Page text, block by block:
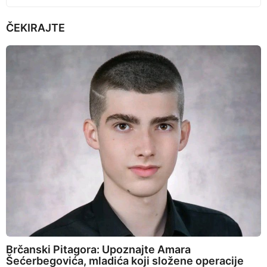
ČEKIRAJTE
Brčanski Pitagora: Upoznajte Amara
Šećerbegovića, mladića koji složene operacije